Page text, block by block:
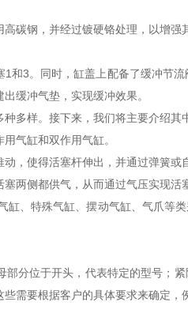
碳钢，并经过镀硬铬处理，以增
和3。同时，缸盖上配备了缓冲节
缓冲气垫，实现缓冲效果。
多样。接下来，我们将主要介绍其
气缸和双作用气缸。
，使得活塞杆伸出，并通过弹簧或
两侧都供气，从而通过气压实现活
缸、特殊气缸、摆动气缸、气爪等
分位于开头，代表特定的型号；
需要根据客户的具体要求来确定，